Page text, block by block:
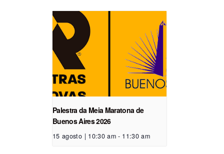
Palestra da Meia Maratona de
Buenos Aires 2026
15 agosto | 10:30 am - 11:30 am